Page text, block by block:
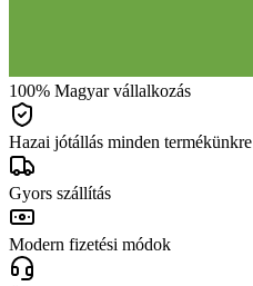
100% Magyar vállalkozás
Hazai jótállás minden termékünkre
Gyors szállítás
Modern fizetési módok